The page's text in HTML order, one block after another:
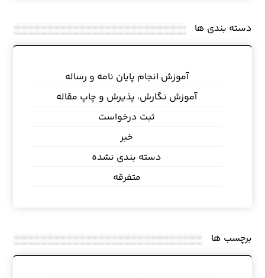
دسته بندی ها
آموزش انجام پایان نامه و رساله
آموزش نگارش، پذیرش و چاپ مقاله
ثبت درخواست
خبر
دسته بندی نشده
متفرقه
برچسب ها